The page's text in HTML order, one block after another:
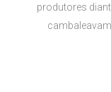
produtores